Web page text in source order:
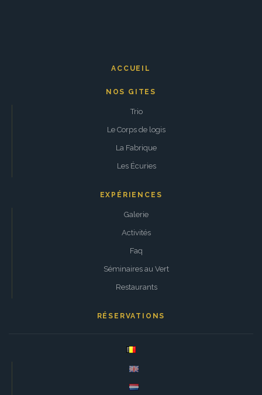
ACCUEIL
NOS GITES
Trio
Le Corps de logis
La Fabrique
Les Écuries
EXPÉRIENCES
Galerie
Activités
Faq
Séminaires au Vert
Restaurants
RÉSERVATIONS